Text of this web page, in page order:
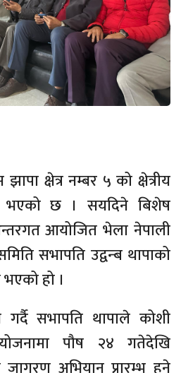
क्षेत्र नम्बर ५ को क्षेत्रीय
भएको छ । सयदिने बिशेष
आयोजित भेला नेपाली
सभापति उद्वन्ब थापाको
हो ।
गर्दै सभापति थापाले कोशी
पौष २४ गतेदेखि